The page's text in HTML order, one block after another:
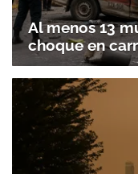
Al menos 13
choque en